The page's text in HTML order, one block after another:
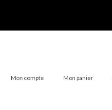
Mon compte Mon panier